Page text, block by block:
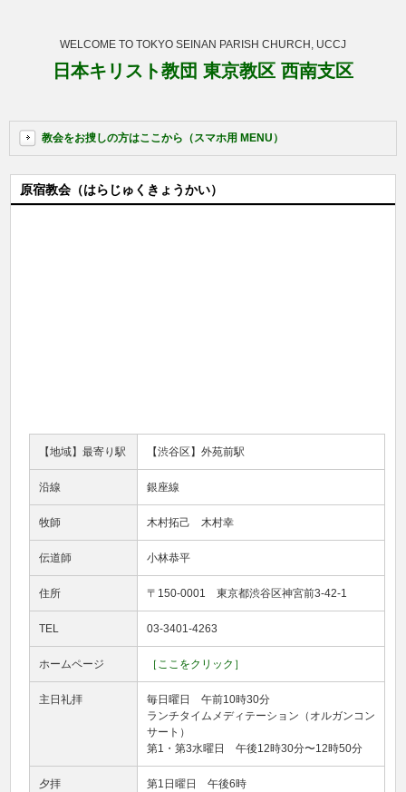
WELCOME TO TOKYO SEINAN PARISH CHURCH, UCCJ
日本キリスト教団 東京教区 西南支区
教会をお捜しの方はここから（スマホ用 MENU）
原宿教会（はらじゅくきょうかい）
【地域】最寄り駅 【渋谷区】外苑前駅
沿線 銀座線
牧師 木村拓己 木村幸
伝道師 小林恭平
住所 〒150-0001 東京都渋谷区神宮前3-42-1
TEL 03-3401-4263
ホームページ ［ここをクリック］
主日礼拝
毎日曜日 午前10時30分
ランチタイムメディテーション（オルガンコン
サート）
第1・第3水曜日 午後12時30分〜12時50分
夕拝 第1日曜日 午後6時